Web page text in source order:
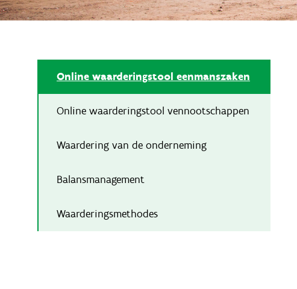
Online waarderingstool eenmanszaken
Online waarderingstool vennootschappen
Waardering van de onderneming
Balansmanagement
Waarderingsmethodes